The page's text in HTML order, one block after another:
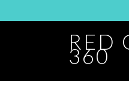
RED
360